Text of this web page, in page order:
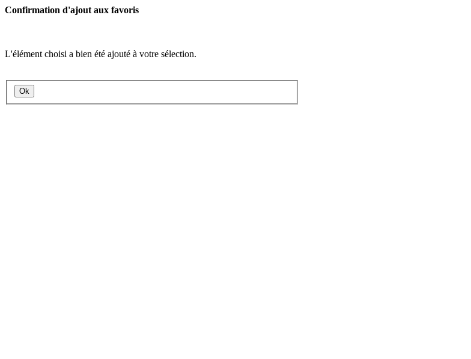
Confirmation d'ajout aux favoris
L'élément choisi a bien été ajouté à votre sélection.